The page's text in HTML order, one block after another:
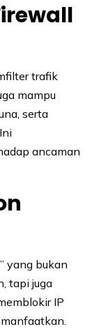
trafik
mampu
serta
ancaman
yang bukan
tapi juga
IP